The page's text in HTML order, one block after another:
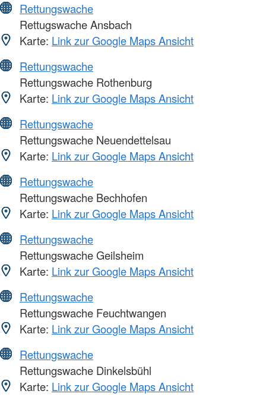
Rettungswache
Rettugswache Ansbach
Karte: Link zur Google Maps Ansicht
Rettungswache
Rettungswache Rothenburg
Karte: Link zur Google Maps Ansicht
Rettungswache
Rettungswache Neuendettelsau
Karte: Link zur Google Maps Ansicht
Rettungswache
Rettungswache Bechhofen
Karte: Link zur Google Maps Ansicht
Rettungswache
Rettungswache Geilsheim
Karte: Link zur Google Maps Ansicht
Rettungswache
Rettungswache Feuchtwangen
Karte: Link zur Google Maps Ansicht
Rettungswache
Rettungswache Dinkelsbühl
Karte: Link zur Google Maps Ansicht